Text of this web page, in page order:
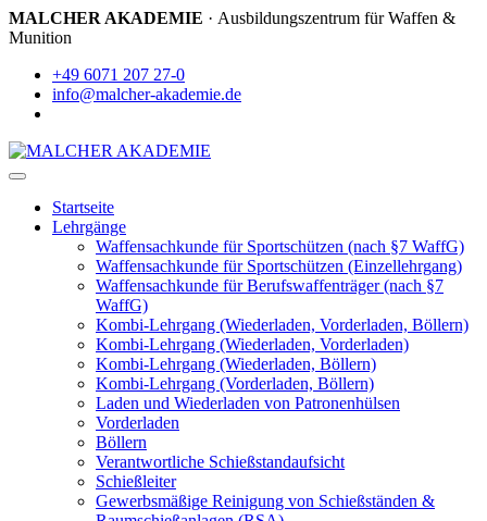
MALCHER AKADEMIE · Ausbildungszentrum für Waffen &
Munition
+49 6071 207 27-0
info@malcher-akademie.de
Startseite
Lehrgänge
Waffensachkunde für Sportschützen (nach §7 WaffG)
Waffensachkunde für Sportschützen (Einzellehrgang)
Waffensachkunde für Berufswaffenträger (nach §7
WaffG)
Kombi-Lehrgang (Wiederladen, Vorderladen, Böllern)
Kombi-Lehrgang (Wiederladen, Vorderladen)
Kombi-Lehrgang (Wiederladen, Böllern)
Kombi-Lehrgang (Vorderladen, Böllern)
Laden und Wiederladen von Patronenhülsen
Vorderladen
Böllern
Verantwortliche Schießstandaufsicht
Schießleiter
Gewerbsmäßige Reinigung von Schießständen &